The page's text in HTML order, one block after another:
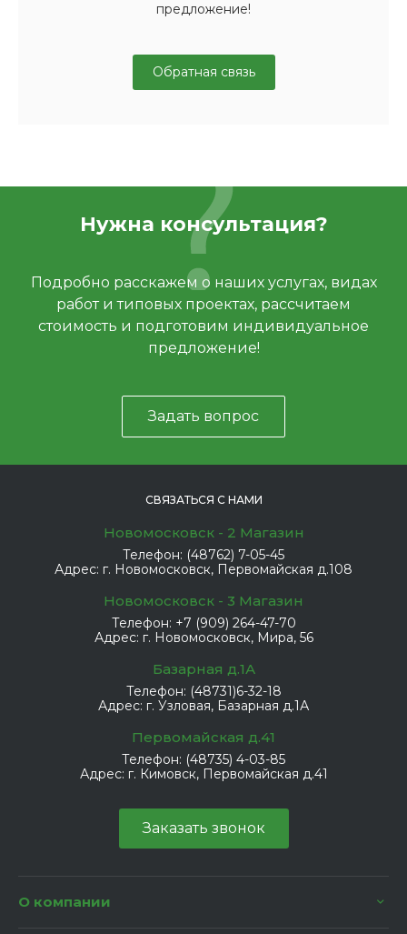
предложение!
Обратная связь
Нужна консультация?
Подробно расскажем о наших услугах, видах
работ и типовых проектах, рассчитаем
стоимость и подготовим индивидуальное
предложение!
Задать вопрос
СВЯЗАТЬСЯ С НАМИ
Новомосковск - 2 Магазин
Телефон: (48762) 7-05-45
Адрес: г. Новомосковск, Первомайская д.108
Новомосковск - 3 Магазин
Телефон: +7 (909) 264-47-70
Адрес: г. Новомосковск, Мира, 56
Базарная д.1А
Телефон: (48731)6-32-18
Адрес: г. Узловая, Базарная д.1А
Первомайская д.41
Телефон: (48735) 4-03-85
Адрес: г. Кимовск, Первомайская д.41
Заказать звонок
О компании